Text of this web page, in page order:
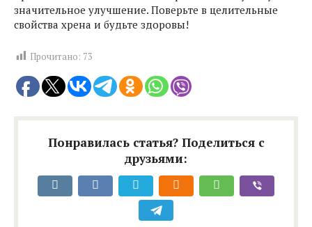
значительное улучшение. Поверьте в целительные
свойства хрена и будьте здоровы!
Прочитано: 73
Понравилась статья? Поделиться с
друзьями: